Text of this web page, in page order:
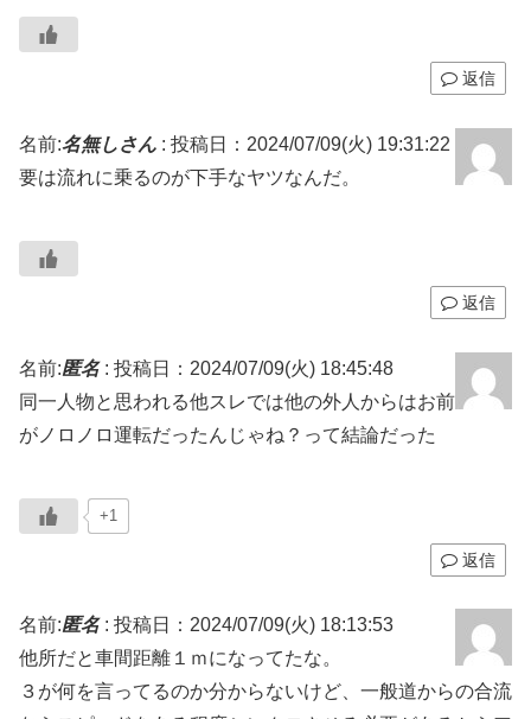
返信
名前:名無しさん : 投稿日：2024/07/09(火) 19:31:22
要は流れに乗るのが下手なヤツなんだ。
返信
名前:匿名: 投稿日：2024/07/09(火) 18:45:48
同一人物と思われる他スレでは他の外人からはお前
がノロノロ運転だったんじゃね？って結論だった
+1
返信
名前:匿名: 投稿日：2024/07/09(火) 18:13:53
他所だと車間距離１ｍになってたな。
３が何を言ってるのか分からないけど、一般道からの合流